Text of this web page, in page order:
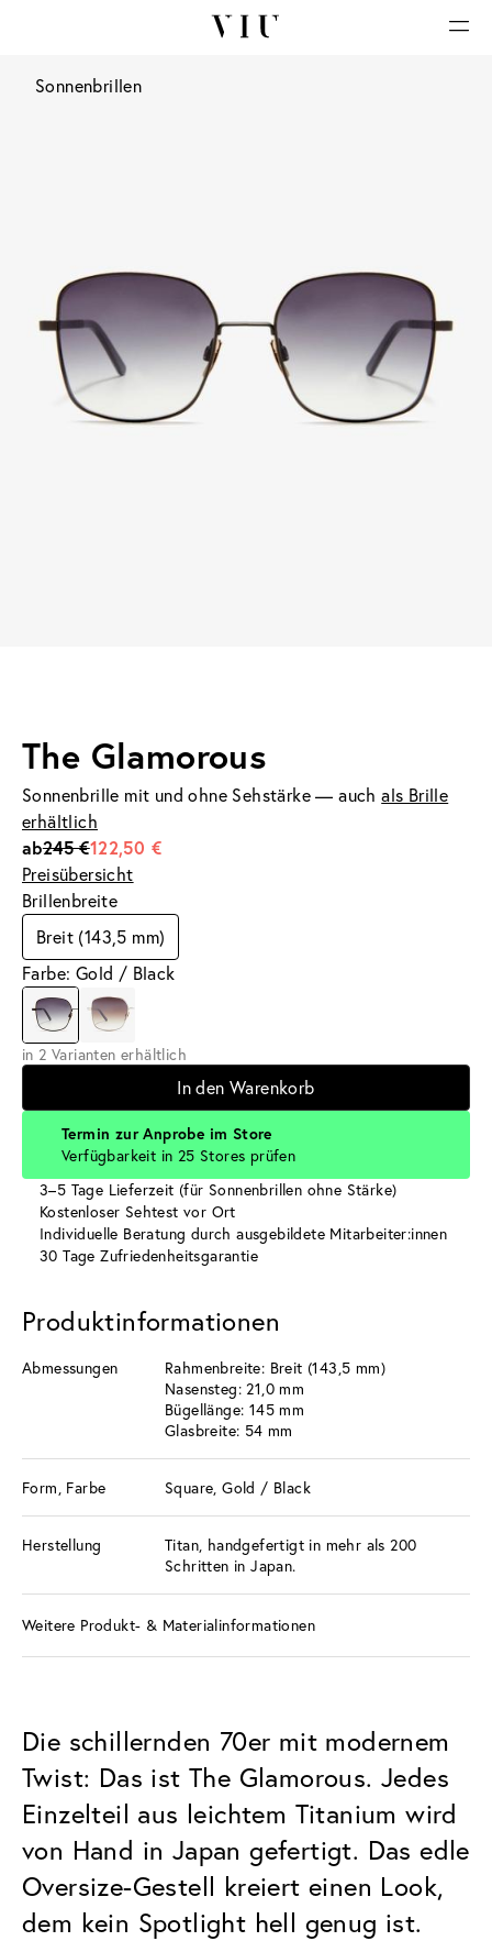
Sonnenbrillen
The Glamorous
Sonnenbrille mit und ohne Sehstärke — auchals Brille
erhältlich
ab245 €122,50 €
Preisübersicht
Brillenbreite
Breit (143,5 mm)
Farbe: Gold / Black
in 2 Varianten erhältlich
In den Warenkorb
Termin zur Anprobe im Store
Verfügbarkeit in 25 Stores prüfen
3–5 Tage Lieferzeit (für Sonnenbrillen ohne Stärke)
Kostenloser Sehtest vor Ort
Individuelle Beratung durch ausgebildete Mitarbeiter:innen
30 Tage Zufriedenheitsgarantie
Produktinformationen
Abmessungen
Rahmenbreite: Breit (143,5 mm)
Nasensteg: 21,0 mm
Bügellänge: 145 mm
Glasbreite: 54 mm
Form, Farbe Square, Gold / Black
Herstellung
Titan, handgefertigt in mehr als 200
Schritten in Japan.
Weitere Produkt- & Materialinformationen
Die schillernden 70er mit modernem
Twist: Das ist The Glamorous. Jedes
Einzelteil aus leichtem Titanium wird
von Hand in Japan gefertigt. Das edle
Oversize-Gestell kreiert einen Look,
dem kein Spotlight hell genug ist.